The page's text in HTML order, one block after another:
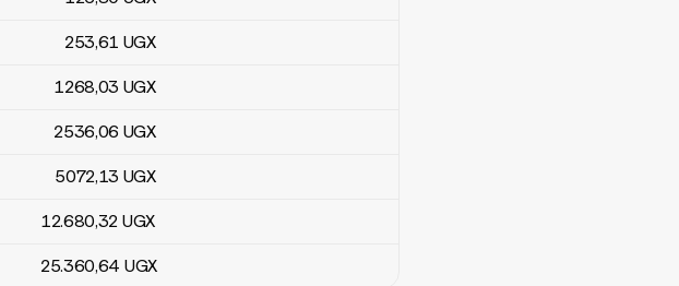
253,61 UGX
1268,03 UGX
2536,06 UGX
5072,13 UGX
12.680,32 UGX
25.360,64 UGX